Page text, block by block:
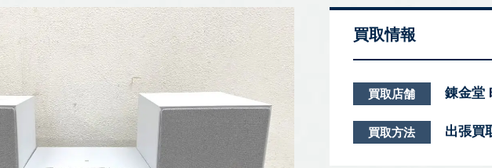
買取情報
買取店舗 錬金堂
買取方法 出張買